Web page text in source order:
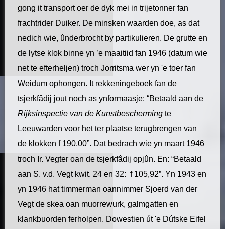
gong it transport oer de dyk mei in trijetonner fan
frachtrider Duiker. De minsken waarden doe, as dat
nedich wie, ûnderbrocht by partikulieren. De grutte en
de lytse klok binne yn ’e maaitiid fan 1946 (datum wie
net te efterheljen) troch Jorritsma wer yn 'e toer fan
Weidum ophongen. It rekkeningeboek fan de
tsjerkfâdij jout noch as ynformaasje: “Betaald aan de
Rijksinspectie van de Kunstbescherming te
Leeuwarden voor het ter plaatse terugbrengen van
de klokken f 190,00”. Dat bedrach wie yn maart 1946
troch Ir. Vegter oan de tsjerkfâdij opjûn. En: “Betaald
aan S. v.d. Vegt kwit. 24 en 32: f 105,92”. Yn 1943 en
yn 1946 hat timmerman oannimmer Sjoerd van der
Vegt de skea oan muorrewurk, galmgatten en
klankbuorden ferholpen. Dowestien út 'e Dútske Eifel